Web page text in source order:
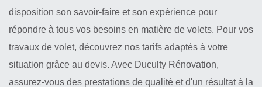
disposition son savoir-faire et son expérience pour
répondre à tous vos besoins en matière de volets. Pour vos
travaux de volet, découvrez nos tarifs adaptés à votre
situation grâce au devis. Avec Duculty Rénovation,
assurez-vous des prestations de qualité et d'un résultat à la